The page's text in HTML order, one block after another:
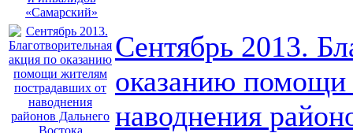
Сентябрь 2013.
оказанию помощи
наводнения